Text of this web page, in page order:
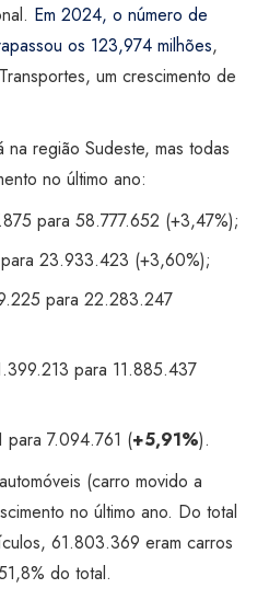
Em 2024, o número de
os 123,974 milhões,
um crescimento de
região Sudeste, mas todas
no último ano:
para 58.777.652 (+3,47%);
23.933.423 (+3,60%);
para 22.283.247
para 11.885.437
7.094.761 (+5,91%).
(carro movido a
no último ano. Do total
61.803.369 eram carros
do total.